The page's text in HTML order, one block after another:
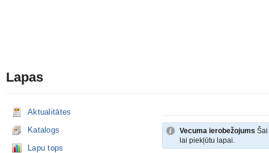
Lapas
Aktualitātes
Katalogs
Lapu tops
Vecuma ierobežojums Šai
lai piekļūtu lapai.